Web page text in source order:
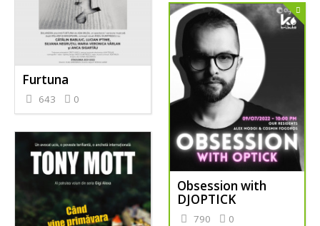
Furtuna
643 0
Obsession with
DJOPTICK
790 0